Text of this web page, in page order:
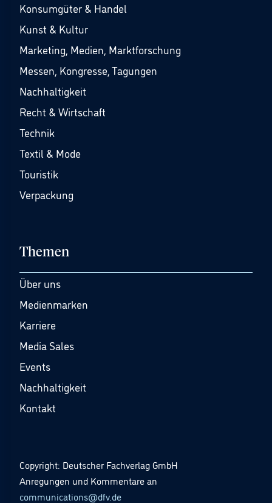
Konsumgüter & Handel
Kunst & Kultur
Marketing, Medien, Marktforschung
Messen, Kongresse, Tagungen
Nachhaltigkeit
Recht & Wirtschaft
Technik
Textil & Mode
Touristik
Verpackung
Themen
Über uns
Medienmarken
Karriere
Media Sales
Events
Nachhaltigkeit
Kontakt
Copyright: Deutscher Fachverlag GmbH
Anregungen und Kommentare an
communications@dfv.de